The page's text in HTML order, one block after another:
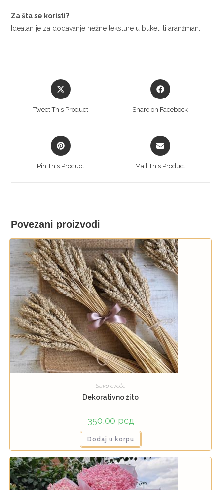
Za šta se koristi?
Idealan je za dodavanje nežne teksture u buket ili aranžman.
Opens
in
Tweet This Product
Opens
in
Share on Facebook
Opens
in
Pin This Product
Opens
in
Mail This Product
Povezani proizvodi
Suvo cveće
Dekorativno žito
350,00 рсд
Dodaj u korpu